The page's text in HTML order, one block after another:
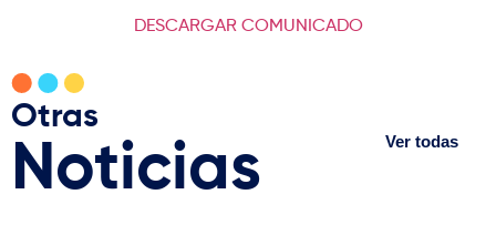
DESCARGAR COMUNICADO
Otras
Noticias Ver todas